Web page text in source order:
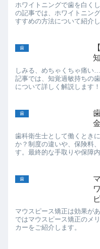
ホワイトニングで歯を白く
の記事では、ホワイトニン
すすめの方法について紹介し
歯
しみる、めちゃくちゃ痛い
記事では、知覚過敏持ちの
について詳しく解説します！
歯
歯科衛生士として働くとき
か？制度の違いや、保険料
す。最終的な手取りや保障
歯
マウスピース矯正は効果が
ではマウスピース矯正のメ
カーをご紹介します。